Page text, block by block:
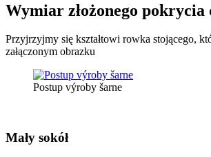
Wymiar złożonego pokrycia
Przyjrzyjmy się kształtowi rowka stojącego,
załączonym obrazku
Postup výroby šarne
Mały sokół